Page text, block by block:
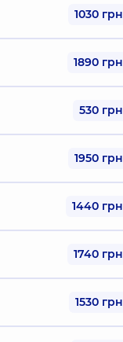
1030 грн
1890 грн
530 грн
1950 грн
1440 грн
1740 грн
1530 грн